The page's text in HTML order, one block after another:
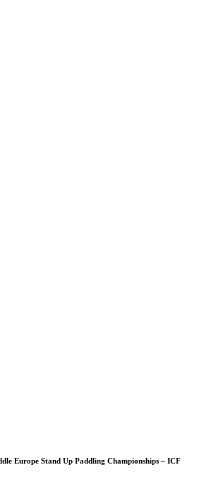
Europe Stand Up Paddling Championships – ICF